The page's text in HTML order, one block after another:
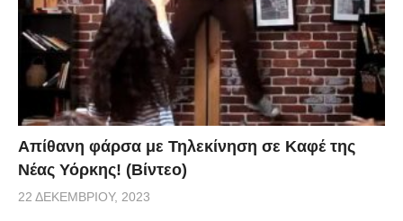
Απίθανη φάρσα με Τηλεκίνηση σε Καφέ της
Νέας Υόρκης! (Βίντεο)
22 ΔΕΚΕΜΒΡΊΟΥ, 2023